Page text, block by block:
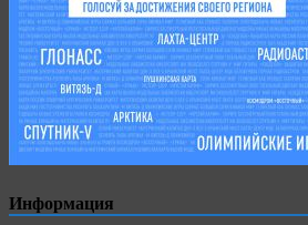
Информация